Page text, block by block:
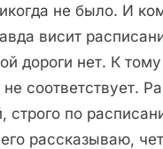
не было. И
висит
дороги нет. К
не соответствует.
строго по
рассказываю,